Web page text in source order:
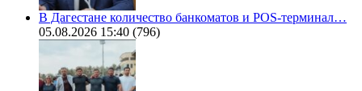
В Дагестане количество банкоматов и POS-терминал…
05.08.2026 15:40 (796)